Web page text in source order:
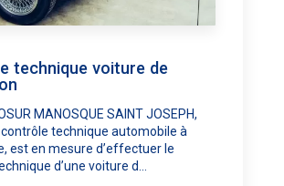
technique voiture de
MANOSQUE SAINT JOSEPH,
technique automobile à
est en mesure d’effectuer le
d’une voiture d...